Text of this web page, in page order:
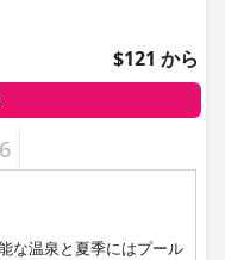
$121 から
な温泉と夏季にはプール